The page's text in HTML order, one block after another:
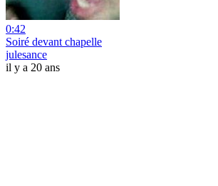
0:42
Soiré devant chapelle
julesance
il y a 20 ans